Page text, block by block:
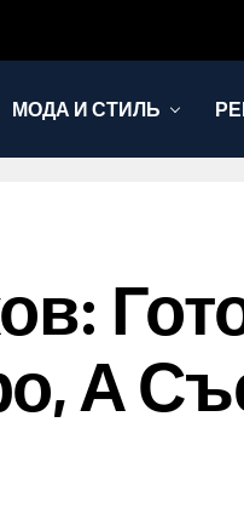
МОДА И СТИЛЬ
А